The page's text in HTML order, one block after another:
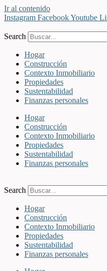
Ir al contenido
Instagram FacebookYoutube
Search
Hogar
Construcción
Contexto Inmobiliario
Propiedades
Sustentabilidad
Finanzas personales
Hogar
Construcción
Contexto Inmobiliario
Propiedades
Sustentabilidad
Finanzas personales
Search
Hogar
Construcción
Contexto Inmobiliario
Propiedades
Sustentabilidad
Finanzas personales